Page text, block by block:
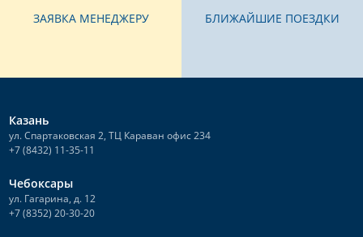
ЗАЯВКА МЕНЕДЖЕРУ БЛИЖАЙШИЕ ПОЕЗДКИ
Казань
ул. Спартаковская 2, ТЦ Караван офис 234
+7 (8432) 11-35-11
Чебоксары
ул. Гагарина, д. 12
+7 (8352) 20-30-20